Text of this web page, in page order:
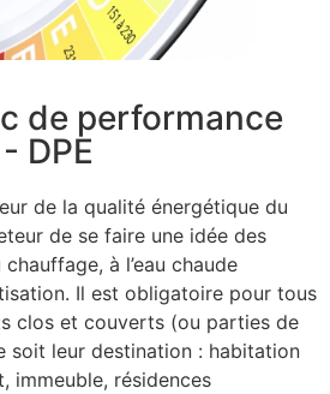
de performance
DPE
de la qualité énergétique du
de se faire une idée des
à l’eau chaude
Il est obligatoire pour tous
clos et couverts (ou parties de
soit leur destination : habitation
immeuble, résidences